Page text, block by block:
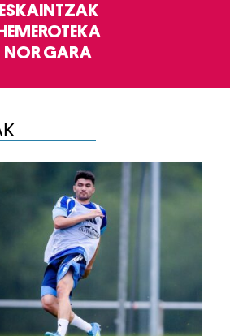
ESKAINTZAK
NOR GARA